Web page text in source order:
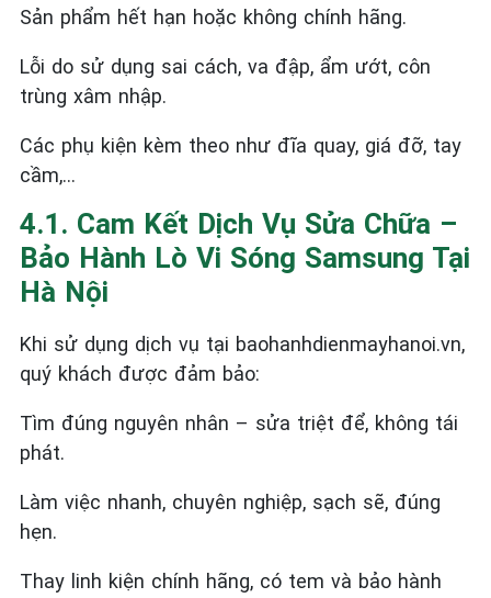
Sản phẩm hết hạn hoặc không chính hãng.
Lỗi do sử dụng sai cách, va đập, ẩm ướt, côn
trùng xâm nhập.
Các phụ kiện kèm theo như đĩa quay, giá đỡ, tay
cầm,…
4.1. Cam Kết Dịch Vụ Sửa Chữa –
Bảo Hành Lò Vi Sóng Samsung Tại
Hà Nội
Khi sử dụng dịch vụ tại baohanhdienmayhanoi.vn,
quý khách được đảm bảo:
Tìm đúng nguyên nhân – sửa triệt để, không tái
phát.
Làm việc nhanh, chuyên nghiệp, sạch sẽ, đúng
hẹn.
Thay linh kiện chính hãng, có tem và bảo hành